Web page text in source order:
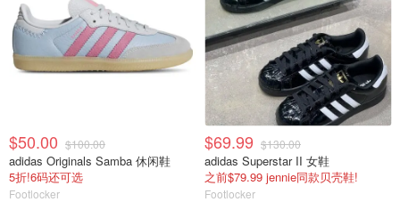
$50.00 $100.00
adidas Originals Samba 休闲鞋
5折!6码还可选
Footlocker
$69.99 $130.00
adidas Superstar II 女鞋
之前$79.99 jennie同款贝壳鞋!
Footlocker